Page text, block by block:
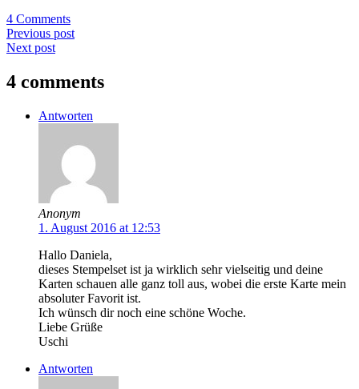
4 Comments
Previous post
Next post
4 comments
Antworten
Anonym
1. August 2016 at 12:53
Hallo Daniela,
dieses Stempelset ist ja wirklich sehr vielseitig und deine
Karten schauen alle ganz toll aus, wobei die erste Karte mein
absoluter Favorit ist.
Ich wünsch dir noch eine schöne Woche.
Liebe Grüße
Uschi
Antworten